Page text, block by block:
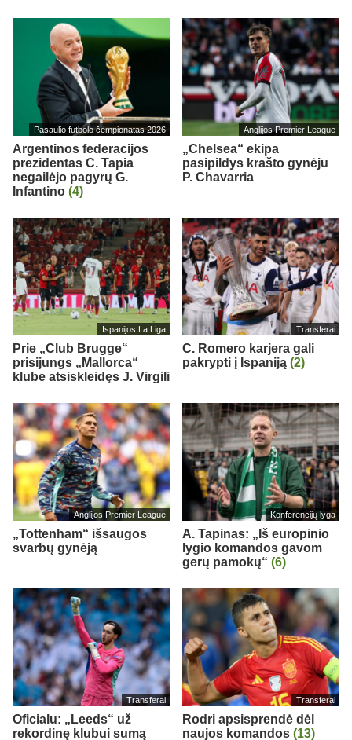
Pasaulio futbolo čempionatas 2026
Argentinos federacijos
prezidentas C. Tapia
negailėjo pagyrų G.
Infantino (4)
Anglijos Premier League
„Chelsea“ ekipa
pasipildys krašto gynėju
P. Chavarria
Ispanijos La Liga
Prie „Club Brugge“
prisijungs „Mallorca“
klube atsiskleidęs J. Virgili
Transferai
C. Romero karjera gali
pakrypti į Ispaniją (2)
Anglijos Premier League
„Tottenham“ išsaugos
svarbų gynėją
Konferencijų lyga
A. Tapinas: „Iš europinio
lygio komandos gavom
gerų pamokų“ (6)
Transferai
Oficialu: „Leeds“ už
rekordinę klubui sumą
Transferai
Rodri apsisprendė dėl
naujos komandos (13)